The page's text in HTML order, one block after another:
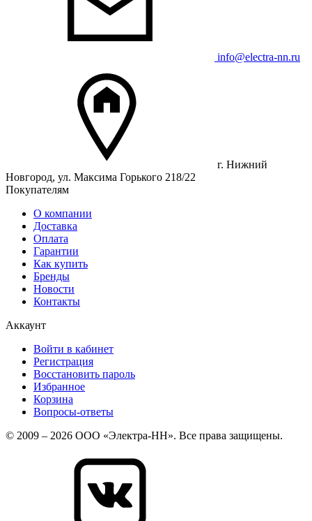
info@electra-nn.ru
г. Нижний
Новгород, ул. Максима Горького 218/22
Покупателям
О компании
Доставка
Оплата
Гарантии
Как купить
Бренды
Новости
Контакты
Аккаунт
Войти в кабинет
Регистрация
Восстановить пароль
Избранное
Корзина
Вопросы-ответы
© 2009 – 2026 ООО «Электра-НН». Все права защищены.